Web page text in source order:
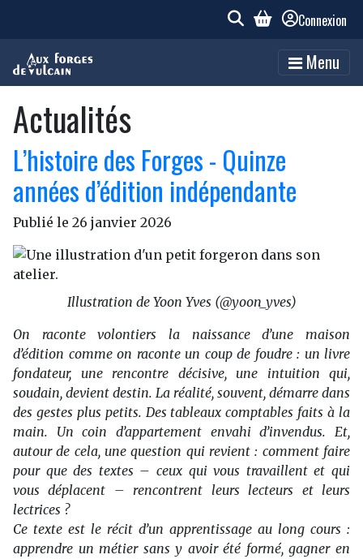
Connexion
Menu
Actualités
L’histoire des Forges - Quinze
années d’édition indépendante
Publié le 26 janvier 2026
Illustration de Yoon Yves (@yoon_yves)
On raconte volontiers la naissance d’une maison
d’édition comme on raconte un coup de foudre : un livre
fondateur, une rencontre décisive, une intuition qui,
soudain, devient destin. La réalité, souvent, démarre dans
des gestes plus petits. Des tableaux comptables faits à la
main. Un coin d’appartement envahi d’invendus. Et,
autour de cela, une question qui revient : comment faire
pour que des textes – ceux qui vous travaillent et qui
vous déplacent – rencontrent leurs lecteurs et leurs
lectrices ?
Ce texte est le récit d’un apprentissage au long cours :
apprendre un métier sans y avoir été formé, gagner en